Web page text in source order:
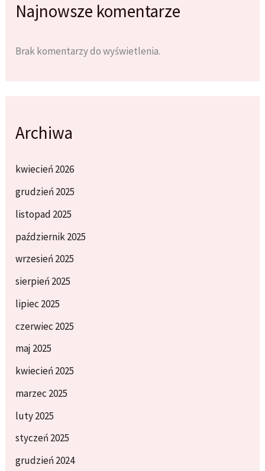
Najnowsze komentarze
Brak komentarzy do wyświetlenia.
Archiwa
kwiecień 2026
grudzień 2025
listopad 2025
październik 2025
wrzesień 2025
sierpień 2025
lipiec 2025
czerwiec 2025
maj 2025
kwiecień 2025
marzec 2025
luty 2025
styczeń 2025
grudzień 2024